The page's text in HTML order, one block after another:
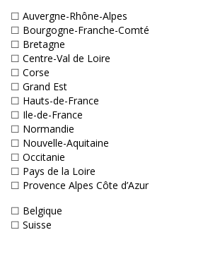
☐ Auvergne-Rhône-Alpes
☐ Bourgogne-Franche-Comté
☐ Bretagne
☐ Centre-Val de Loire
☐ Corse
☐ Grand Est
☐ Hauts-de-France
☐ Ile-de-France
☐ Normandie
☐ Nouvelle-Aquitaine
☐ Occitanie
☐ Pays de la Loire
☐ Provence Alpes Côte d’Azur
☐ Belgique
☐ Suisse